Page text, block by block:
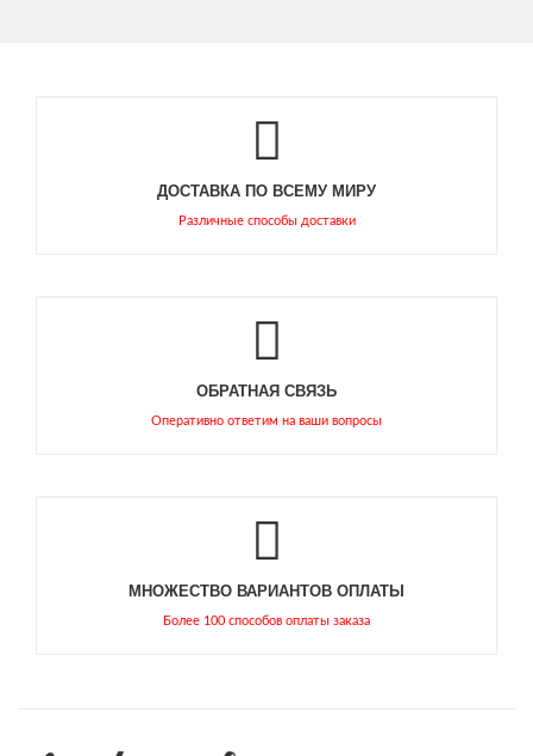
ДОСТАВКА ПО ВСЕМУ МИРУ
Различные способы доставки
ОБРАТНАЯ СВЯЗЬ
Оперативно ответим на ваши вопросы
МНОЖЕСТВО ВАРИАНТОВ ОПЛАТЫ
Более 100 способов оплаты заказа